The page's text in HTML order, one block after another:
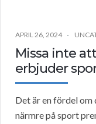
APRIL 26, 2024
Missa inte
erbjuder
Det är en fördel
närmre på sport